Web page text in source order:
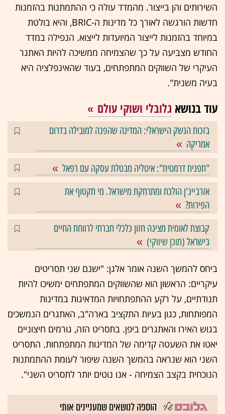
השירותים והן בייצור. מהמדד עולה כי ההתמתנות בהזמנות
חדשות הורגשה לאורך כל מדינות ה-BRIC, והיא בולטת
במיוחד בהזמנות לייצור המיועדות לייצוא. הנפילה במדד
החודש מצביעה על כך שהצמיחה ממשיכה להיות האתגר
העיקרי של השווקים המתפתחים, בעוד שהאינפלציה היא
בעיה משנית".
עוד בנושא גלובלי ושוקי עולם
בזכות הנשק הישראלי: המדינה שהפכה למובילה בדרום
אמריקה
"תפנית דרמטית": איטליה מבטלת עסקה עם רפאל
אזרבייג'ן הולכת ומתרחקת מישראל. מי תקטוף את
הפירות?
קבוצת לאומית מציגה חזון כלכלי חברתי לרווחת החיים
בישראל (תוכן שיווקי)
ביחס להמשך השנה אומר אלגן: "ישנם שני תסריטים
עיקריים: הראשון הוא שהשווקים המתפתחים ימשיכו להיות
תנודתיים, על רקע ההתפתחויות המדאיגות במדינות
המפותחות, כגון בעיות התקציב בארה"ב, האתגרים הנמשכים
בגוש האירו והאתגרים ביפן. בתסריט הזה, גורמים חיצוניים
יאטו את השעטה קדימה של המדינות המתפתחות. התסריט
השני הוא שנראה בהמשך השנה שיפור לעומת ההתמתנות
הנוכחית בקצב הצמיחה - אנו נוטים יותר לתסריט השני".
הוספה לנושאים שמעניינים אותי